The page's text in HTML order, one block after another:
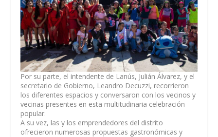
Por su parte, el intendente de Lanús, Julián Álvarez, y el
secretario de Gobierno, Leandro Decuzzi, recorrieron
los diferentes espacios y conversaron con los vecinos y
vecinas presentes en esta multitudinaria celebración
popular.
A su vez, las y los emprendedores del distrito
ofrecieron numerosas propuestas gastronómicas y